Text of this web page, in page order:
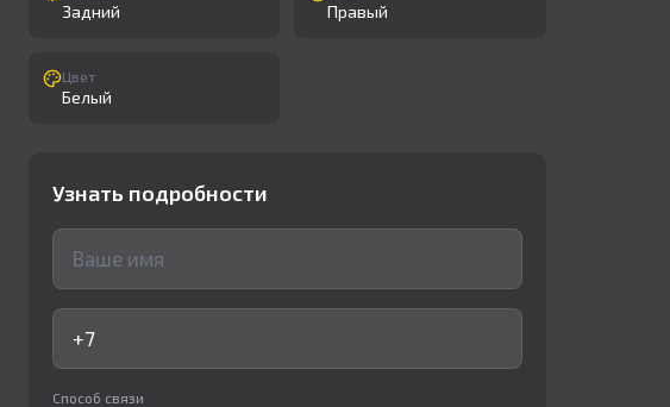
Задний Правый
Цвет
Белый
Узнать подробности
Способ связи